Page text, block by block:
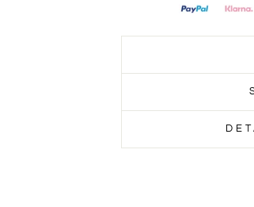
SILBER